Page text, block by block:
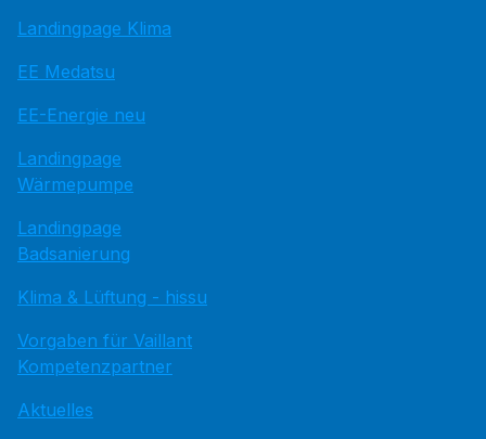
Landingpage Klima
EE Medatsu
EE-Energie neu
Landingpage
Wärmepumpe
Landingpage
Badsanierung
Klima & Lüftung - hissu
Vorgaben für Vaillant
Kompetenzpartner
Aktuelles